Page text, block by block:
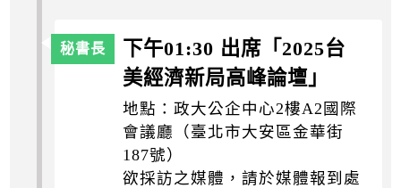
下午01:30 出席「2025台
美經濟新局高峰論壇」
地點：政大公企中心2樓A2國際
會議廳（臺北市大安區金華街
187號）
欲採訪之媒體，請於媒體報到處